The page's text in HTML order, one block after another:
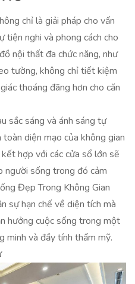
chỉ là giải pháp cho vấn
tiện nghi và phong cách cho
nội thất đa chức năng, như
tường, không chỉ tiết kiệm
thoáng đãng hơn cho căn
sắc sáng và ánh sáng tự
diện mạo của không gian
hợp với các cửa sổ lớn sẽ
người sống trong đó cảm
Đẹp Trong Không Gian
sự hạn chế về diện tích mà
hưởng cuộc sống trong một
và đầy tính thẩm mỹ.